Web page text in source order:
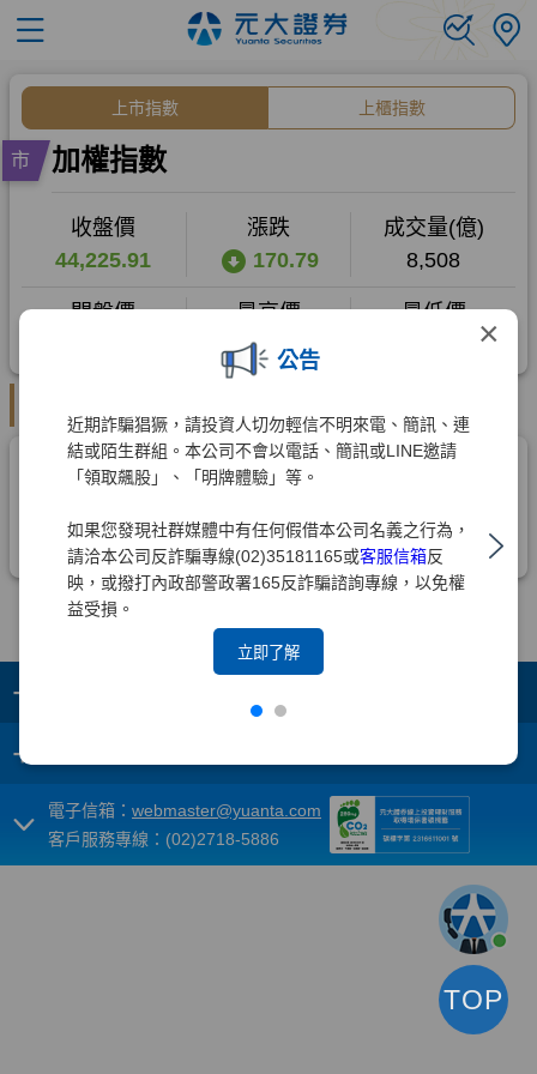
×
公告
近期詐騙猖獗，請投資人切勿輕信不明來電、簡訊、連
結或陌生群組。本公司不會以電話、簡訊或LINE邀請
「領取飆股」、「明牌體驗」等。
如果您發現社群媒體中有任何假借本公司名義之行為，
請洽本公司反詐騙專線(02)35181165或客服信箱反
映，或撥打內政部警政署165反詐騙諮詢專線，以免權
益受損。
立即了解
+
+
電子信箱： webmaster@yuanta.com
客戶服務專線：(02)2718-5886
TOP